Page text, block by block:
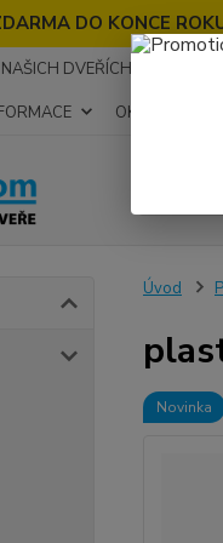
DO KONCE
DVEŘÍCH
OKNA NA
Úvod
Novinka